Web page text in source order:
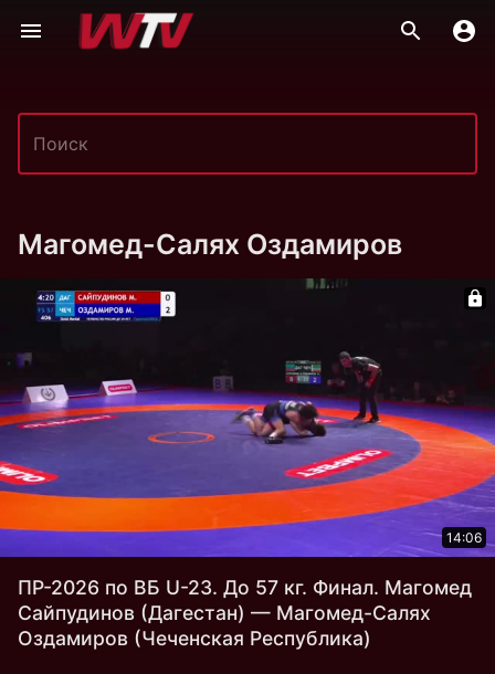
Магомед-Салях Оздамиров
14:06
ПР-2026 по ВБ U-23. До 57 кг. Финал. Магомед
Сайпудинов (Дагестан) — Магомед-Салях
Оздамиров (Чеченская Республика)